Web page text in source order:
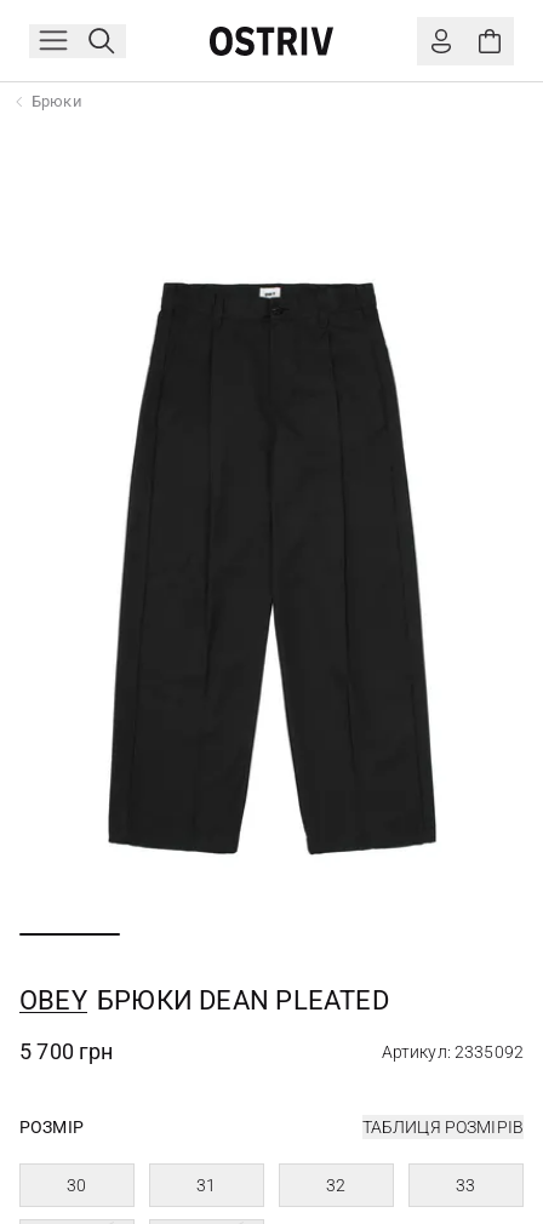
Брюки
OBEY БРЮКИ DEAN PLEATED
5 700 грн Артикул: 2335092
РОЗМІР ТАБЛИЦЯ РОЗМІРІВ
30 31 32 33